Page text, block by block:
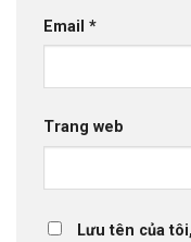
Email *
Trang web
Lưu tên của